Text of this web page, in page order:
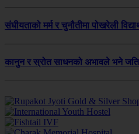
संघीयताको मर्म र चुनौतीमा पोखरेली
कानुन र स्रोत साधनको अभावले भने